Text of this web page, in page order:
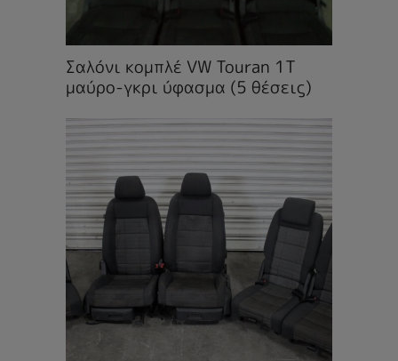
Σαλόνι κομπλέ VW Touran 1T
μαύρο-γκρι ύφασμα (5 θέσεις)